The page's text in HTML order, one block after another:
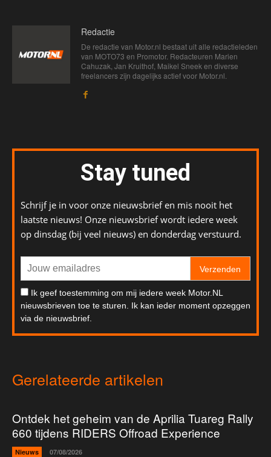
Redactie
De redactie van Motor.nl bestaat uit alle redactieleden
van MOTO73 en Promotor. Redacteuren Marien
Cahuzak, Jan Kruithof, Maikel Sneek en diverse
freelancers zijn dagelijks actief voor Motor.nl.
Stay tuned
Schrijf je in voor onze nieuwsbrief en mis nooit het
laatste nieuws! Onze nieuwsbrief wordt iedere week
op dinsdag (bij veel nieuws) en donderdag verstuurd.
Verzenden
Ik geef toestemming om mij iedere week Motor.NL
nieuwsbrieven toe te sturen. Ik kan ieder moment opzeggen
via de nieuwsbrief.
Gerelateerde artikelen
Ontdek het geheim van de Aprilia Tuareg Rally
660 tijdens RIDERS Offroad Experience
Nieuws 07/08/2026